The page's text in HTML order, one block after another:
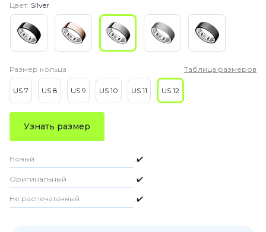
Цвет: Silver
Размер кольца Таблица размеров
US 7 US 8 US 9 US 10 US 11 US 12
Узнать размер
Новый ✔️
Оригинальный ✔️
Не распечатанный ✔️